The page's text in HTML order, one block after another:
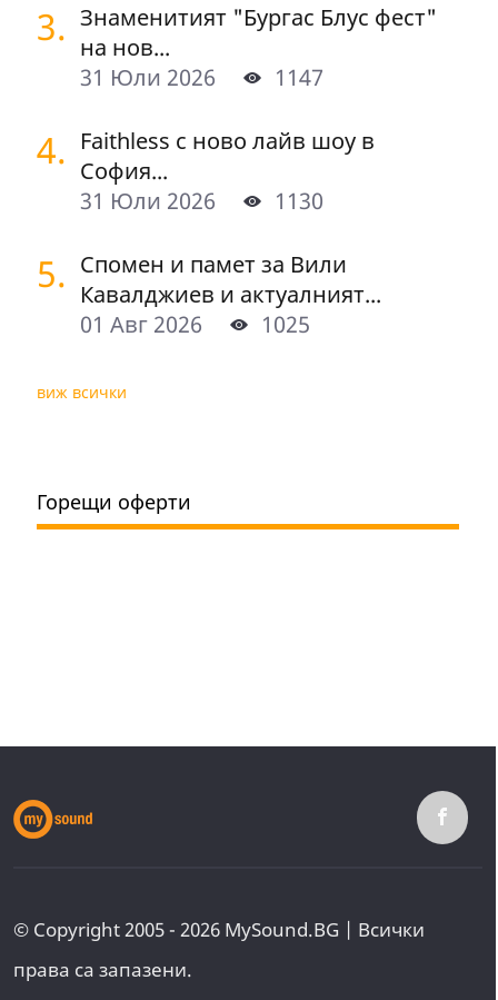
3. Знаменитият "Бургас Блус фест"
на нов...
31 Юли 2026
1147
4. Faithless с ново лайв шоу в
София...
31 Юли 2026
1130
5. Спомен и памет за Вили
Кавалджиев и актуалният...
01 Авг 2026
1025
виж всички
Горещи оферти
© Copyright 2005 - 2026 MySound.BG | Всички
права са запазени.